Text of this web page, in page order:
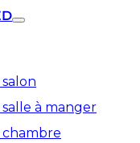
à manger
chambre